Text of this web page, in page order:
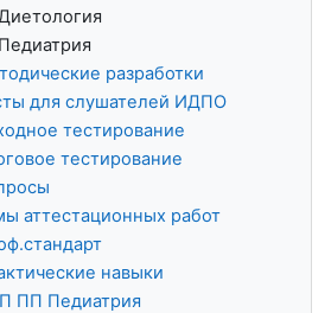
разработки
для слушателей ИДПО
тестирование
тестирование
аттестационных работ
навыки
ПП Педиатрия